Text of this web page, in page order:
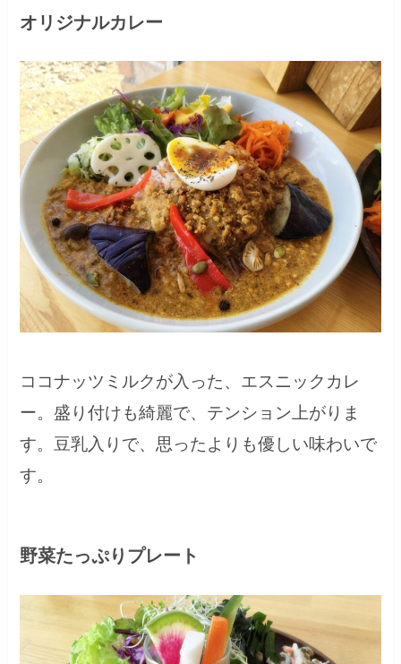
オリジナルカレー
ココナッツミルクが入った、エスニックカレ
ー。盛り付けも綺麗で、テンション上がりま
す。豆乳入りで、思ったよりも優しい味わいで
す。
野菜たっぷりプレート